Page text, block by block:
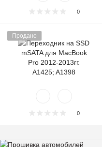
0
Продано
0